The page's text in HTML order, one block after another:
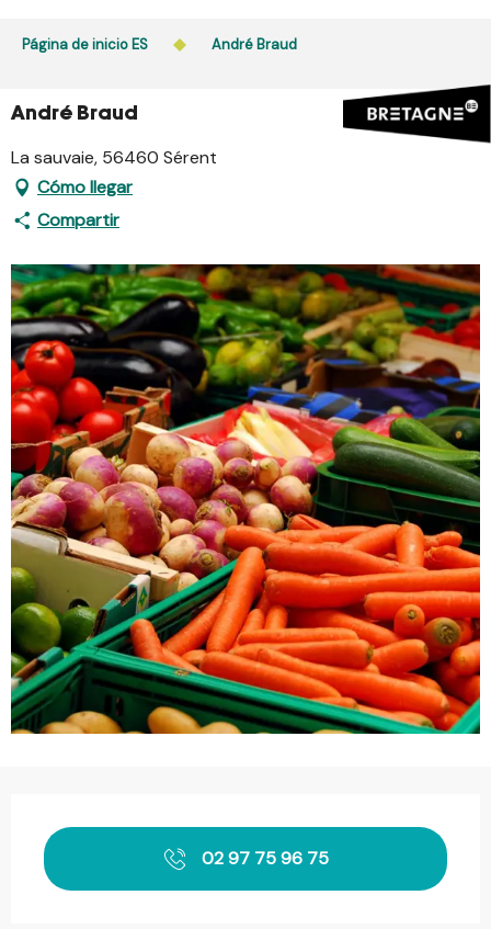
Página de inicio ES André Braud
André Braud
La sauvaie, 56460 Sérent
Cómo llegar
Compartir
02 97 75 96 75